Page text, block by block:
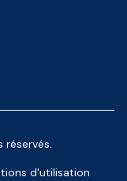
d'utilisation